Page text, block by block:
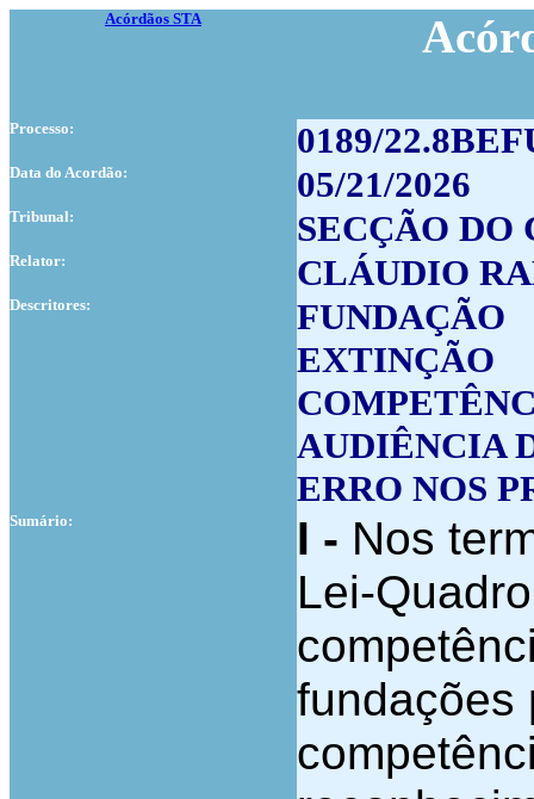
Acórdãos STA
Processo: 0189/
Data do Acordão: 05/21/2026
Tribunal: SECÇÃO
Relator: CLÁUDIO
Descritores:
FUNDAÇÃO
EXTINÇÃO
AUDIÊNCIA
ERRO NOS
Sumário: I - Nos
Lei-
fundações